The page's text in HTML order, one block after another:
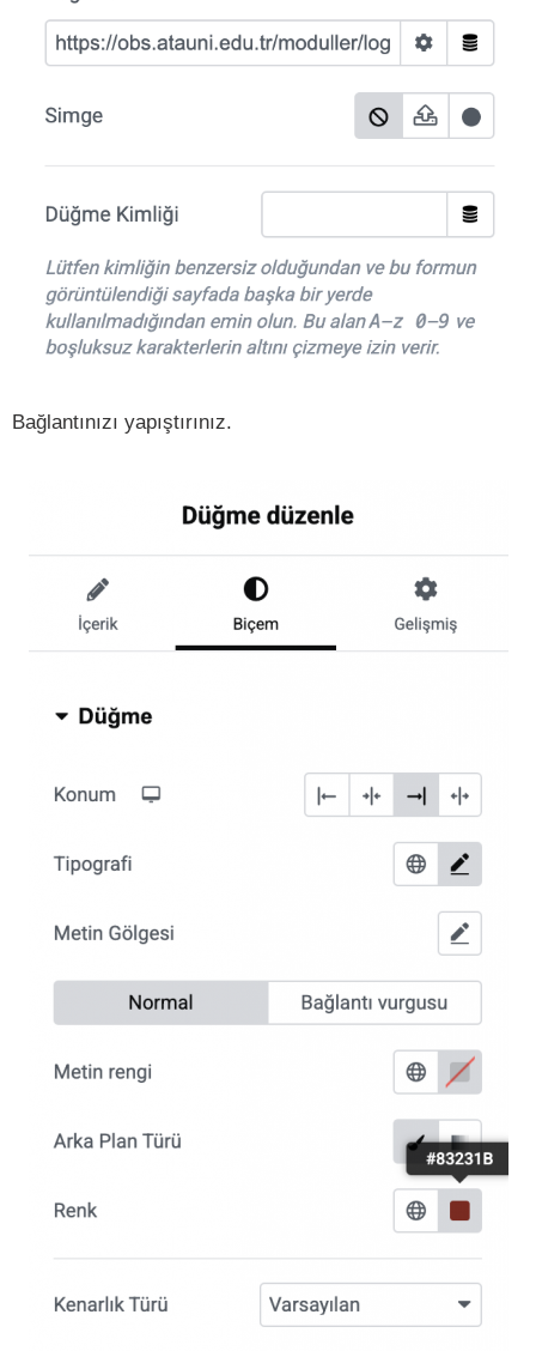
Bağlantınızı yapıştırınız.